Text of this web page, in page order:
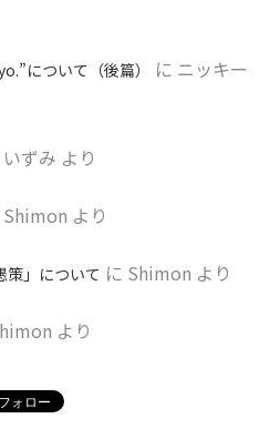
について（後篇） に ニッキー
いずみ より
Shimon より
策」について に Shimon より
より